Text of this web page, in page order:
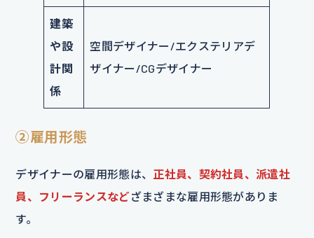
建築
や設
計関
係
空間デザイナー/エクステリアデ
ザイナー/CGデザイナー
②雇用形態
デザイナーの雇用形態は、 正社員、契約社員、派遣社
員、フリーランスなどざまざまな雇用形態がありま
す。